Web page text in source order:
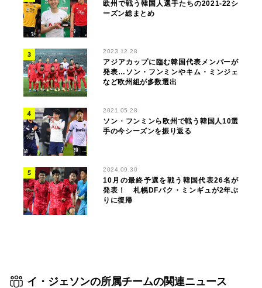
欧州で戦う韓国人選手たちの2021-22シ
ーズン総まとめ
2023.12.28
アジアカップに臨む韓国代表メンバーが
発表…ソン・フンミンやキム・ミンジェ
など欧州組が多数選出
2021.05.28
ソン・フンミンら欧州で戦う韓国人10選
手の今シーズンを振り返る
2024.09.30
10月の最終予選を戦う韓国代表26名が
発表！ 札幌DFパク・ミンギュが2年ぶ
りに復帰
イ・ジェソンの所属チームの関連ニュース